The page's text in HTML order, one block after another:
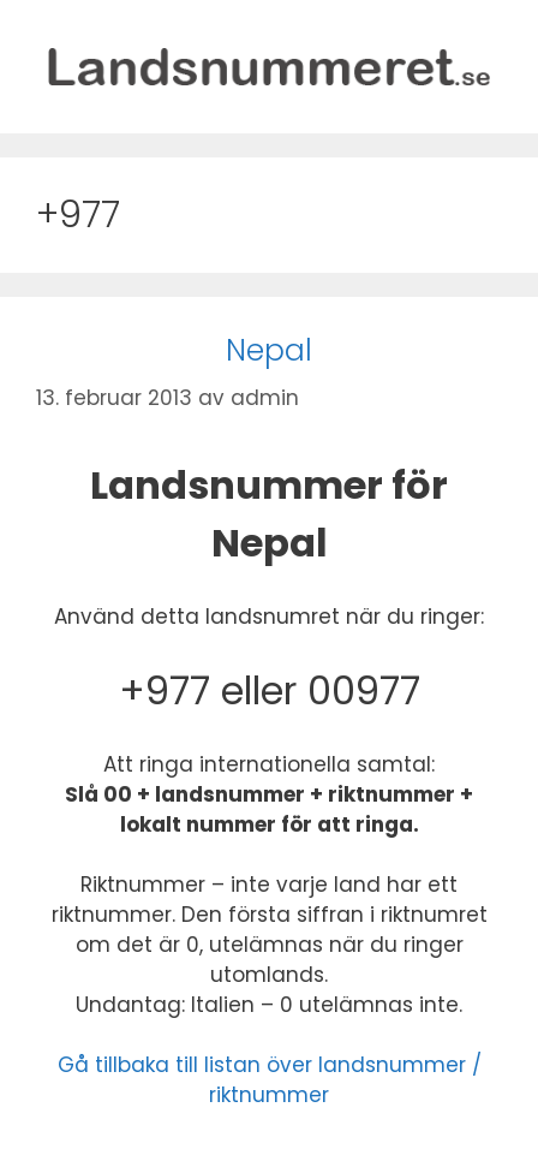
innhold
+977
Nepal
13. februar 2013 av admin
Landsnummer för
Nepal
Använd detta landsnumret när du ringer:
+977 eller 00977
Att ringa internationella samtal:
Slå 00 + landsnummer + riktnummer +
lokalt nummer för att ringa.
Riktnummer – inte varje land har ett
riktnummer. Den första siffran i riktnumret
om det är 0, utelämnas när du ringer
utomlands.
Undantag: Italien – 0 utelämnas inte.
Gå tillbaka till listan över landsnummer /
riktnummer